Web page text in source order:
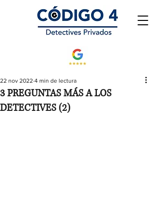
3 PREGUNTAS MÁS A LOS
DETECTIVES (2)
22 nov 2022 4 min de lectura